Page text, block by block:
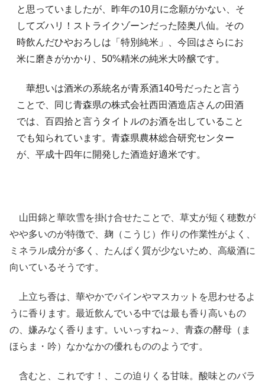
と思っていましたが、昨年の10月に念願がかない、そ
してズハリ！ストライクゾーンだった陸奥八仙。その
時飲んだひやおろしは「特別純米」、今回はさらにお
米に磨きがかかり、50%精米の純米大吟醸です。
華想いは酒米の系統名が青系酒140号だったと言う
ことで、同じ青森県の株式会社西田酒造店さんの田酒
では、百四拾と言うタイトルのお酒を出していること
でも知られています。青森県農林総合研究センター
が、平成十四年に開発した酒造好適米です。
山田錦と華吹雪を掛け合せたことで、草丈が短く穂数が
やや多いのが特徴で、麹（こうじ）作りの作業性がよく、
ミネラル成分が多く、たんぱく質が少ないため、高級酒に
向いているそうです。
上立ち香は、華やかでパインやマスカットを思わせるよ
うに香ります。最近飲んでいる中では最も香り高いもの
の、嫌みなく香ります。いいっすね～♪、青森の酵母（ま
ほらま・吟）なかなかの優れもののようです。
含むと、これです！、この迫りくる甘味。酸味とのバラ